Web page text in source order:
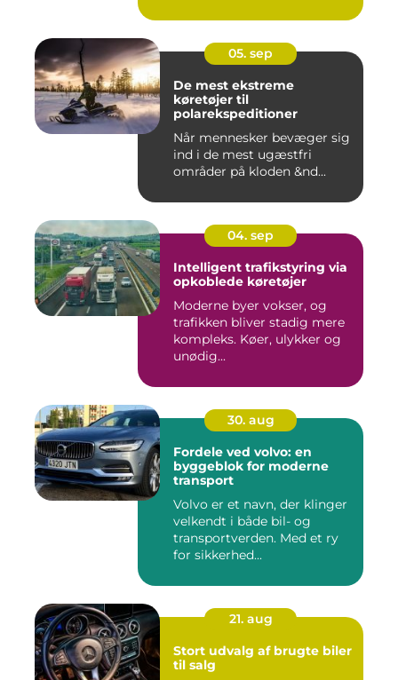
05. sep
De mest ekstreme
køretøjer til
polarekspeditioner
Når mennesker bevæger sig
ind i de mest ugæstfri
områder på kloden &nd...
04. sep
Intelligent trafikstyring via
opkoblede køretøjer
Moderne byer vokser, og
trafikken bliver stadig mere
kompleks. Køer, ulykker og
unødig...
30. aug
Fordele ved volvo: en
byggeblok for moderne
transport
Volvo er et navn, der klinger
velkendt i både bil- og
transportverden. Med et ry
for sikkerhed...
21. aug
Stort udvalg af brugte biler
til salg